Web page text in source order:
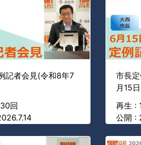
記者会見(令和8年7
回
市長
月15
再生 :
公開 :